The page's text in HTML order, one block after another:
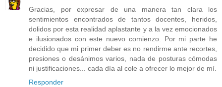
Gracias, por expresar de una manera tan clara los
sentimientos encontrados de tantos docentes, heridos,
dolidos por esta realidad aplastante y a la vez emocionados
e ilusionados con este nuevo comienzo. Por mi parte he
decidido que mi primer deber es no rendirme ante recortes,
presiones o desánimos varios, nada de posturas cómodas
ni justificaciones... cada día al cole a ofrecer lo mejor de mí.
Responder